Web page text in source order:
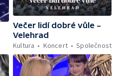
Večer lidí dobré vůle –
Velehrad
Kultura
Koncert Společnost